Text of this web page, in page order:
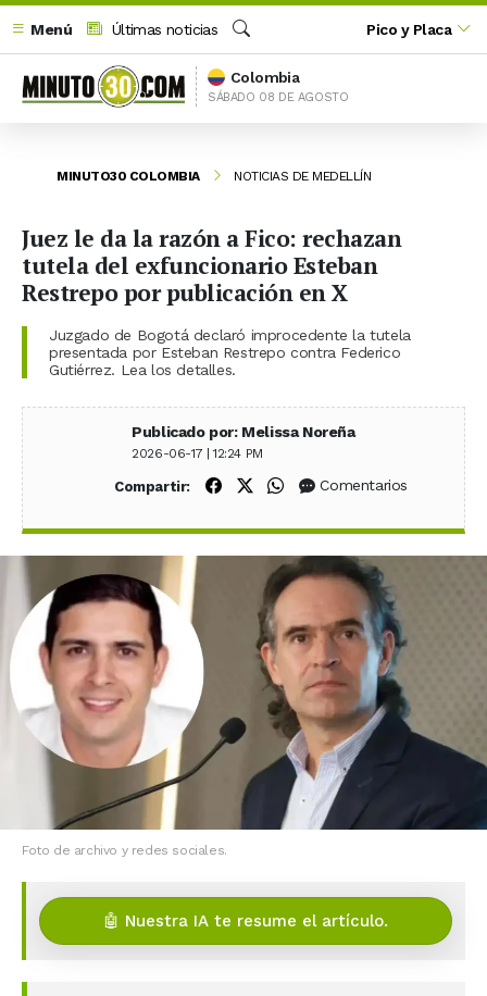
Menú
Últimas noticias
Buscar
Pico y Placa
Colombia
SÁBADO 08 DE AGOSTO
MINUTO30 COLOMBIA NOTICIAS DE MEDELLÍN
Juez le da la razón a Fico: rechazan
tutela del exfuncionario Esteban
Restrepo por publicación en X
Juzgado de Bogotá declaró improcedente la tutela
presentada por Esteban Restrepo contra Federico
Gutiérrez. Lea los detalles.
Publicado por: Melissa Noreña
2026-06-17 | 12:24 PM
Compartir: Compartir en Facebook
Compartir en X (Twitter)
Compartir en WhatsApp
Comentarios
Foto de archivo y redes sociales.
🤖 Nuestra IA te resume el artículo.